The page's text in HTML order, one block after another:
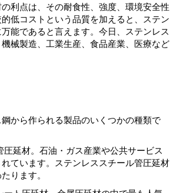
利点は、その耐食性、強度、環境安全性
低コストという品質を加えると、ステン
能であると言えます。今日、ステンレス
械製造、工業生産、食品産業、医療など
から作られる製品のいくつかの種類で
延材。石油・ガス産業や公共サービス
ています。ステンレススチール管圧延材
ります。